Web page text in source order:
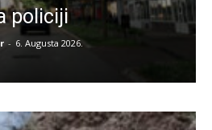
policiji
- 6. Augusta 2026.